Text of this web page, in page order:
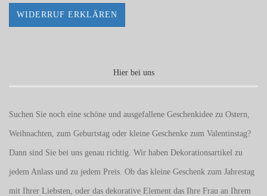
WIDERRUF ERKLÄREN
Hier bei uns
Suchen Sie noch eine schöne und ausgefallene Geschenkidee zu Ostern,
Weihnachten, zum Geburtstag oder kleine Geschenke zum Valentinstag?
Dann sind Sie bei uns genau richtig. Wir haben Dekorationsartikel zu
jedem Anlass und zu jedem Preis. Ob das kleine Geschenk zum Jahrestag
mit Ihrer Liebsten, oder das dekorative Element das Ihre Frau an Ihrem